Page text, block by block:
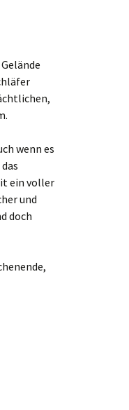
wenn es
ein voller
und
doch